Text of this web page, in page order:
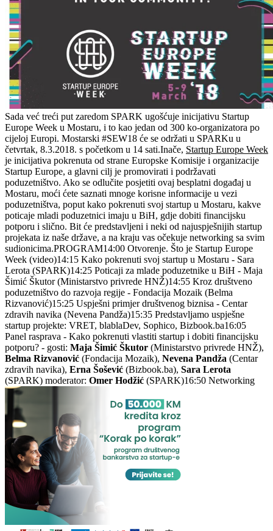
Sada već treći put zaredom SPARK ugošćuje inicijativu Startup
Europe Week u Mostaru, i to kao jedan od 300 ko-organizatora po
cijeloj Europi. Mostarski #SEW18 će se održati u SPARKu u
četvrtak, 8.3.2018. s početkom u 14 sati.Inače, Startup Europe Week
je inicijativa pokrenuta od strane Europske Komisije i organizacije
Startup Europe, a glavni cilj je promovirati i podržavati
poduzetništvo. Ako se odlučite posjetiti ovaj besplatni događaj u
Mostaru, moći ćete saznati mnoge korisne informacije u vezi
poduzetništva, poput kako pokrenuti svoj startup u Mostaru, kakve
poticaje mladi poduzetnici imaju u BiH, gdje dobiti financijsku
potporu i slično. Bit će predstavljeni i neki od najuspješnijih startup
projekata iz naše države, a na kraju vas očekuje networking sa svim
sudionicima.PROGRAM14:00 Otvorenje. Što je Startup Europe
Week (video)14:15 Kako pokrenuti svoj startup u Mostaru - Sara
Lerota (SPARK)14:25 Poticaji za mlade poduzetnike u BiH - Maja
Šimić Škutor (Ministarstvo privrede HNŽ)14:55 Kroz društveno
poduzetništvo do razvoja regije - Fondacija Mozaik (Belma
Rizvanović)15:25 Uspješni primjer društvenog biznisa - Centar
zdravih navika (Nevena Pandža)15:35 Predstavljamo uspješne
startup projekte: VRET, blablaDev, Sophico, Bizbook.ba16:05
Panel rasprava - Kako pokrenuti vlastiti startup i dobiti financijsku
potporu? - gosti: Maja Šimić Škutor (Ministarstvo privrede HNŽ),
Belma Rizvanović (Fondacija Mozaik), Nevena Pandža (Centar
zdravih navika), Erna Šošević (Bizbook.ba), Sara Lerota
(SPARK) moderator: Omer Hodžić (SPARK)16:50 Networking